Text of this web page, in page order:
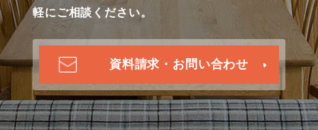
軽にご相談ください。
資料請求・お問い合わせ